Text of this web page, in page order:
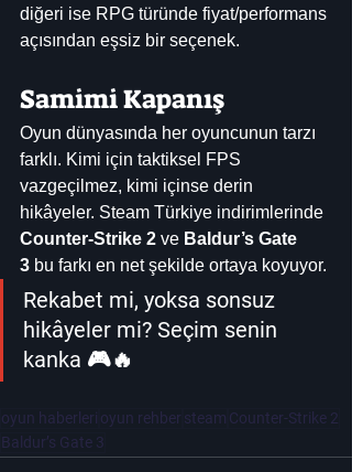
diğeri ise RPG türünde fiyat/performans
açısından eşsiz bir seçenek.
Samimi Kapanış
Oyun dünyasında her oyuncunun tarzı
farklı. Kimi için taktiksel FPS
vazgeçilmez, kimi içinse derin
hikâyeler. Steam Türkiye indirimlerinde
Counter-Strike 2 ve Baldur’s Gate
3 bu farkı en net şekilde ortaya koyuyor.
Rekabet mi, yoksa sonsuz
hikâyeler mi? Seçim senin
kanka 🎮🔥
oyun haberleri oyun rehber steam Counter-Strike 2
Baldur’s Gate 3